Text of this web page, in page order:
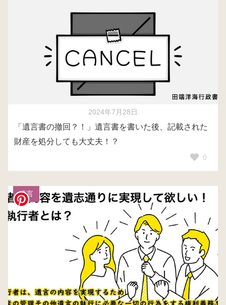
2024年7月28日
「遺言書の撤回？！」遺言書を書いた後、記載された
財産を処分しても大丈夫！？
0
遺言